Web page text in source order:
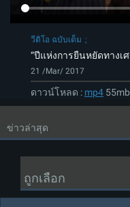
วีดิโอ ฉบับเต็ม
“ปีแห่งการยืนหยัดทางเ
21 /Mar/ 2017
ดาวน์โหลด : mp4 55mb
ข่าวล่าสุด
ถูกเลือก